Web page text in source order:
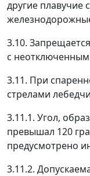
другие плавучие
3.10.
с неотключенным
3.11. При
стрелами
3.11.1. Угол,
превышал 120
предусмотрено
3.11.2.